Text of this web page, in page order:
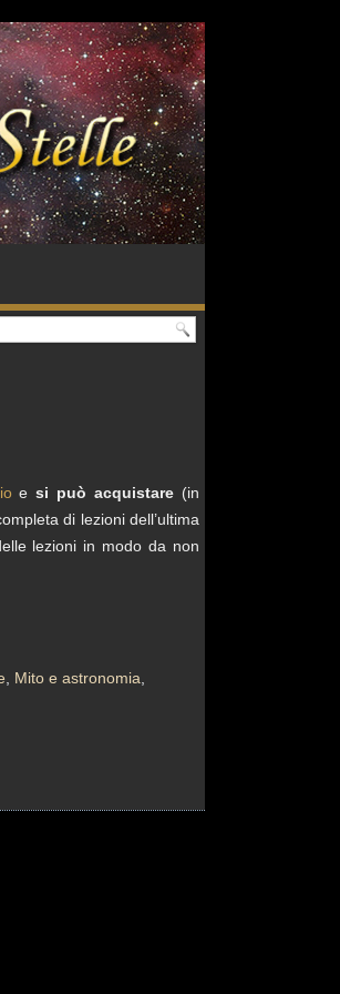
esi può acquistare (in
di lezioni dell’ultima
lezioni in modo da non
, Mito e astronomia,